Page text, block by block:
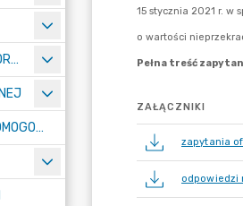
STAROSTWO POWIATOWE W ZGORZELCU
MIĘDZYZAKŁADOWA KASA ZAPOMOGOWO-POŻYCZKOWA
ZAŁĄCZNIKI
zapytania
odpowiedzi